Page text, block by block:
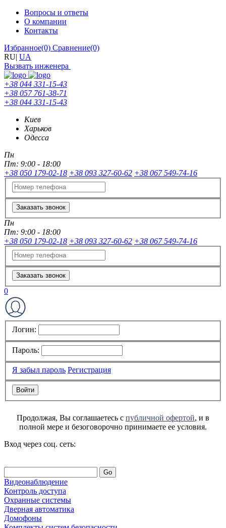
Вопросы и ответы
О компании
Контакты
Избранное(0) Сравнение(0)
RU| UA
Вызвать инженера
+38 044 331-15-43
+38 057 761-38-71
+38 044 331-15-43
Киев
Харьков
Одесса
Пн
Пт: 9:00 - 18:00
+38 050 179-02-18 +38 093 327-60-62 +38 067 549-74-16
Заказать звонок
Пн
Пт: 9:00 - 18:00
+38 050 179-02-18 +38 093 327-60-62 +38 067 549-74-16
Заказать звонок
0
Логин:
Пароль:
Я забыл пароль Регистрация
Продолжая, Вы соглашаетесь с публичной офертой, и в
полной мере и безоговорочно принимаете ее условия.
Вход через соц. сеть:
Go
Видеонаблюдение
Контроль доступа
Охранные системы
Дверная автоматика
Домофоны